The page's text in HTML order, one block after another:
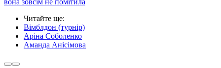
вона зовсім не помітила
Читайте ще:
Вімблдон (турнір)
Аріна Соболенко
Аманда Анісімова